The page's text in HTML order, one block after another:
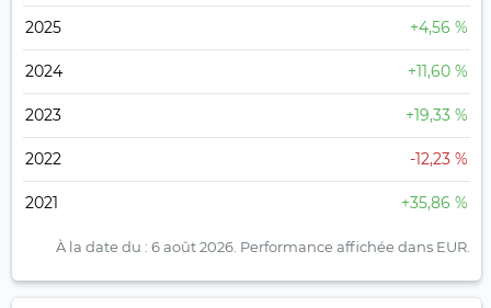
2025 +4,56 %
2024 +11,60 %
2023 +19,33 %
2022 -12,23 %
2021 +35,86 %
À la date du : 6 août 2026. Performance affichée dans EUR.